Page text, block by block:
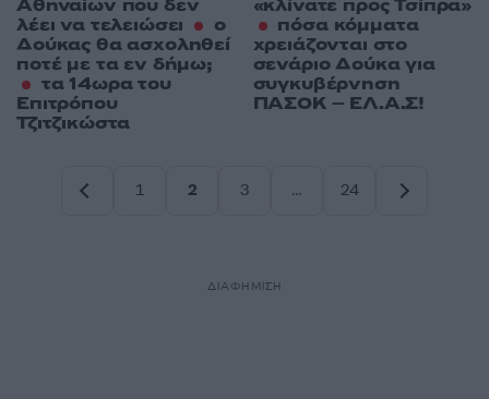
Αθηναίων που δεν
λέει να τελειώσει
ο
Δούκας θα ασχοληθεί
ποτέ με τα εν δήμω;
τα 14ωρα του
Επιτρόπου
Τζιτζικώστα
«κλίνατε προς Τσίπρα»
πόσα κόμματα
χρειάζονται στο
σενάριο Δούκα για
συγκυβέρνηση
ΠΑΣΟΚ – ΕΛ.Α.Σ!
1
2
3
…
24
ΔΙΑΦΗΜΙΣΗ